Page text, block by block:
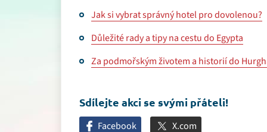
Jak si vybrat správný hotel pro dovolenou?
Důležité rady a tipy na cestu do Egypta
Za podmořským životem a historií do
Sdílejte akci se svými přáteli!
Facebook X.com